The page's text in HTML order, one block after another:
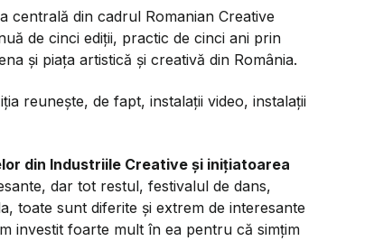
centrală din cadrul Romanian Creative
de cinci ediții, practic de cinci ani prin
și piața artistică și creativă din România.
reunește, de fapt, instalații video, instalații
din Industriile Creative și inițiatoarea
dar tot restul, festivalul de dans,
toate sunt diferite și extrem de interesante
investit foarte mult în ea pentru că simțim